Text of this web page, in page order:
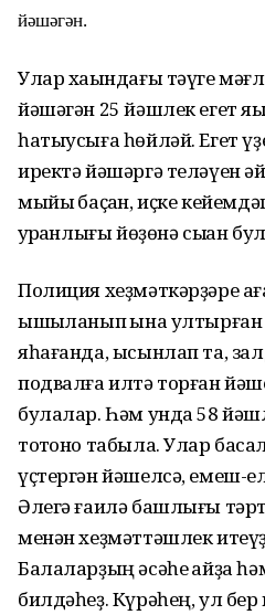
йәшәгән.
Улар хаҡындағы тәүге
йәшәгән 25 йәшлек егет
һатыусыға һөйләй. Егет
иректә йәшәргә теләүен
мыйыҡ баҫҡан, иҫке
ҡурҡҡанлығы йөҙөнә сыҡҡан
Полиция хеҙмәткәрҙәре
ышыҡланып ҡына
яһағанда, ысынлап та,
подвалға илтә торған
булалар. Һәм унда 58
тотҡоно табыла. Улар
үҫтергән йәшелсә, емеш-
Әлегә ғаилә башлығы
менән хеҙмәттәшлек
Балаларҙың әсәһе ҡайҙа
билдәһеҙ. Күрәһең, ул